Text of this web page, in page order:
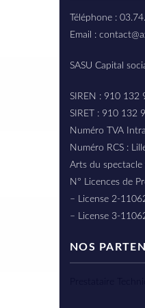
Téléphone :
Email :
SASU Capital
SIREN : 910 132
SIRET : 910 132
Numéro TVA
Numéro RCS :
Arts du
N° Licences de
– License 2-
– License 3-
NOS